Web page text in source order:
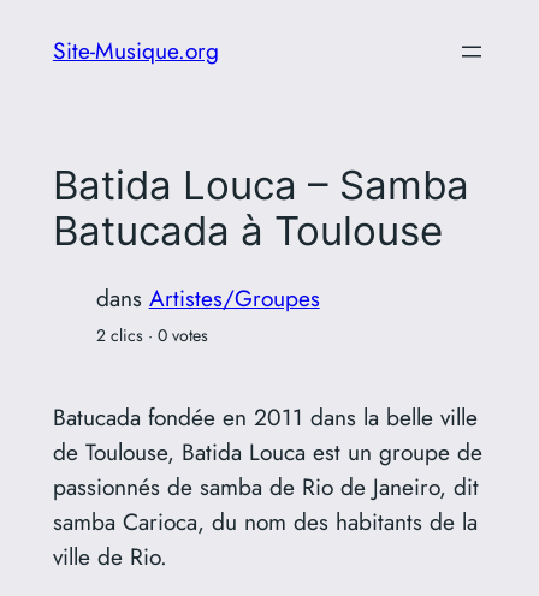
Site-Musique.org
Batida Louca – Samba
Batucada à Toulouse
dans Artistes/Groupes
2 clics · 0 votes
Batucada fondée en 2011 dans la belle ville
de Toulouse, Batida Louca est un groupe de
passionnés de samba de Rio de Janeiro, dit
samba Carioca, du nom des habitants de la
ville de Rio.